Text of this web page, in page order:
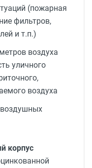
(пожарная
фильтров,
и т.п.)
воздуха
уличного
воздуха
корпус